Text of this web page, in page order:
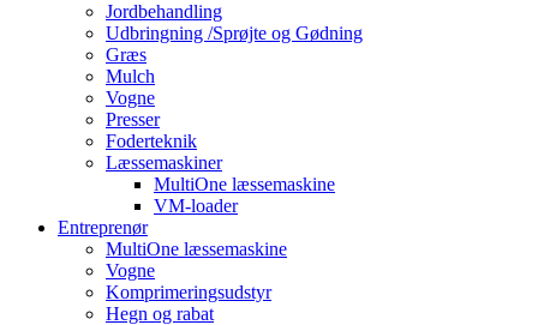
Jordbehandling
Udbringning /Sprøjte og Gødning
Græs
Mulch
Vogne
Presser
Foderteknik
Læssemaskiner
MultiOne læssemaskine
VM-loader
Entreprenør
MultiOne læssemaskine
Vogne
Komprimeringsudstyr
Hegn og rabat